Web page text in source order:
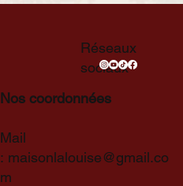
Nos coordonnées
Mail
: maisonlalouise@gmail.co
m
Réseaux
sociaux